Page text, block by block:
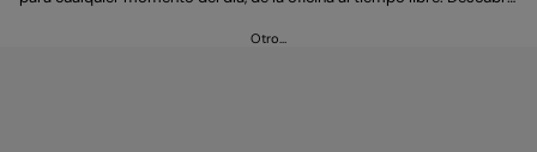
Otro…